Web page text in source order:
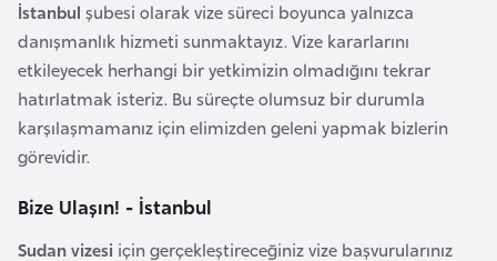
İstanbul şubesi olarak vize süreci boyunca yalnızca
danışmanlık hizmeti sunmaktayız. Vize kararlarını
etkileyecek herhangi bir yetkimizin olmadığını tekrar
hatırlatmak isteriz. Bu süreçte olumsuz bir durumla
karşılaşmamanız için elimizden geleni yapmak bizlerin
görevidir.
Bize Ulaşın! - İstanbul
Sudan vizesi için gerçekleştireceğiniz vize başvurularınız
Ç
e
k
C
u
m
u
r